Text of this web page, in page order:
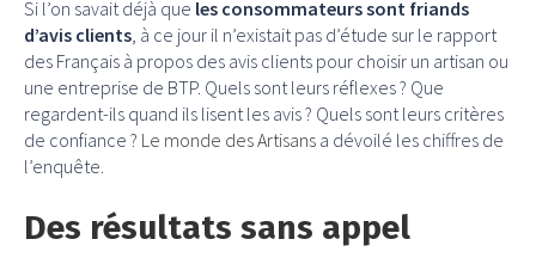
Si l’on savait déjà que les consommateurs sont friands
d’avis clients , à ce jour il n’existait pas d’étude sur le rapport
des Français à propos des avis clients pour choisir un artisan ou
une entreprise de BTP. Quels sont leurs réflexes ? Que
regardent-ils quand ils lisent les avis ? Quels sont leurs critères
de confiance ? Le monde des Artisans a dévoilé les chiffres de
l’enquête.
Des résultats sans appel